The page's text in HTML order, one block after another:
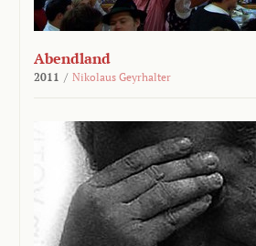
Abendland
2011 / Nikolaus Geyrhalter